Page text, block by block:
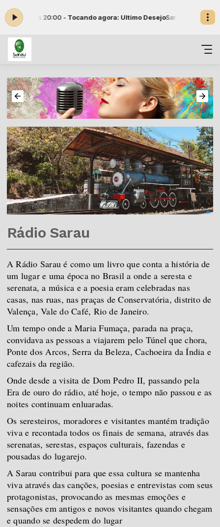
08:00 às 20:00 -Tocando agora: Ultimo DesejoSarau em
Rádio Sarau
A Rádio Sarau é como um livro que conta a história de
um lugar e uma época no Brasil a onde a seresta e
serenata, a música e a poesia eram celebradas nas
casas, nas ruas, nas praças de Conservatória, distrito de
Valença, Vale do Café, Rio de Janeiro.
Um tempo onde a Maria Fumaça, parada na praça,
convidava as pessoas a viajarem pelo Túnel que chora,
Ponte dos Arcos, Serra da Beleza, Cachoeira da Índia e
cafezais da região.
Onde desde a visita de Dom Pedro II, passando pela
Era de ouro do rádio, até hoje, o tempo não passou e as
noites continuam enluaradas.
Os seresteiros, moradores e visitantes mantém tradição
viva e recontada todos os finais de semana, através das
serenatas, serestas, espaços culturais, fazendas e
pousadas do lugarejo.
A Sarau contribui para que essa cultura se mantenha
viva através das canções, poesias e entrevistas com seus
protagonistas, provocando as mesmas emoções e
sensações em antigos e novos visitantes quando chegam
e quando se despedem do lugar